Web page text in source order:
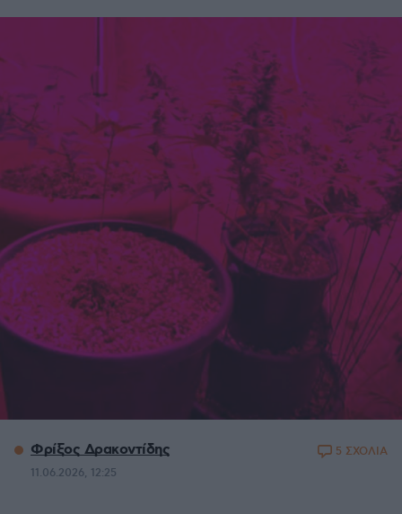
Φρίξος Δρακοντίδης
11.06.2026, 12:25
5 ΣΧΟΛΙΑ